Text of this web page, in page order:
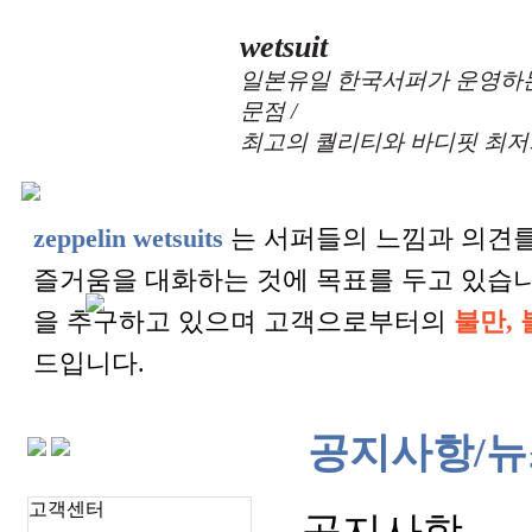
wetsuit
일본유일 한국서퍼가 운영
문점 /
최고의 퀄리티와 바디핏 최
zeppelin wetsuits 는 서퍼들의 느낌과 의견
즐거움을 대화하는 것에 목표를 두고 있
을 추구하고 있으며 고객으로부터의 불만,
드입니다.
고객센터
공지사항/